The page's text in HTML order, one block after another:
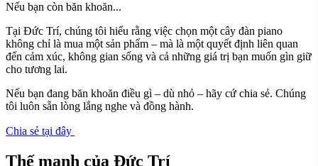
Nếu bạn còn băn khoăn...
Tại Đức Trí, chúng tôi hiểu rằng việc chọn một cây đàn piano
không chỉ là mua một sản phẩm – mà là một quyết định liên quan
đến cảm xúc, không gian sống và cả những giá trị bạn muốn gìn giữ
cho tương lai.
Nếu bạn đang băn khoăn điều gì – dù nhỏ – hãy cứ chia sẻ. Chúng
tôi luôn sẵn lòng lắng nghe và đồng hành.
Chia sẻ tại đây
Thế mạnh của Đức Trí